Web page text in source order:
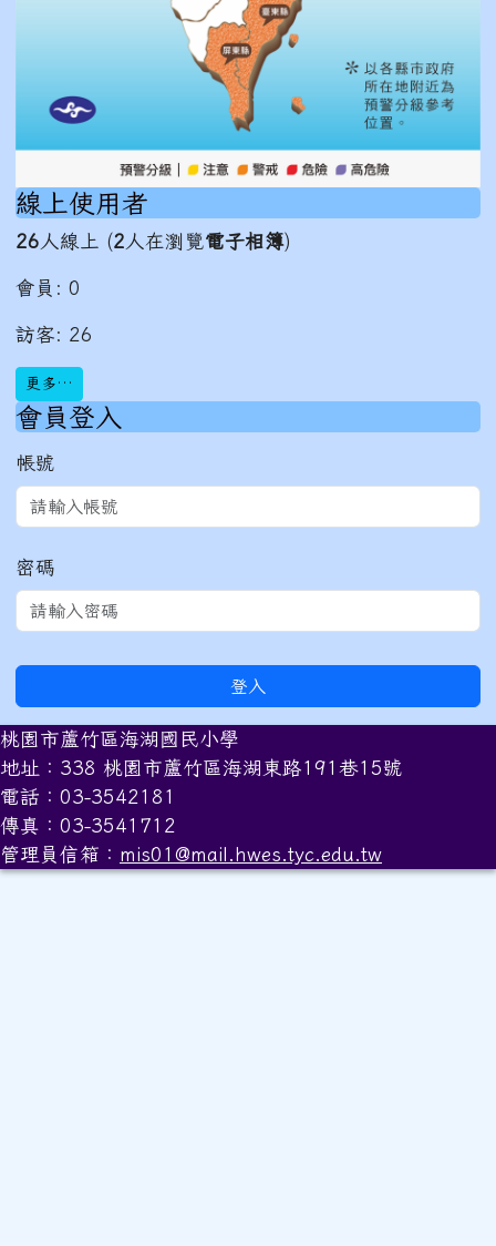
線上使用者
26 人線上 (2 人在瀏覽電子相簿)
會員: 0
訪客: 26
更多…
會員登入
帳號
密碼
登入
桃園市蘆竹區海湖國民小學
地址：338 桃園市蘆竹區海湖東路191巷15號
電話：03-3542181
傳真：03-3541712
管理員信箱： mis01@mail.hwes.tyc.edu.tw